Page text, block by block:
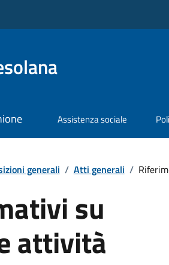
Assistenza sociale
generali / Atti generali /
su
attività